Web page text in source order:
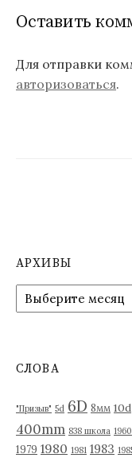
и
с
я
Оставить
Для отправки
авторизоваться.
АРХИВЫ
р
в
СЛОВА
"Призыв" 5d 6D 8мм 10d
400mm 838 школа 1960
1979 1980 1981 1983